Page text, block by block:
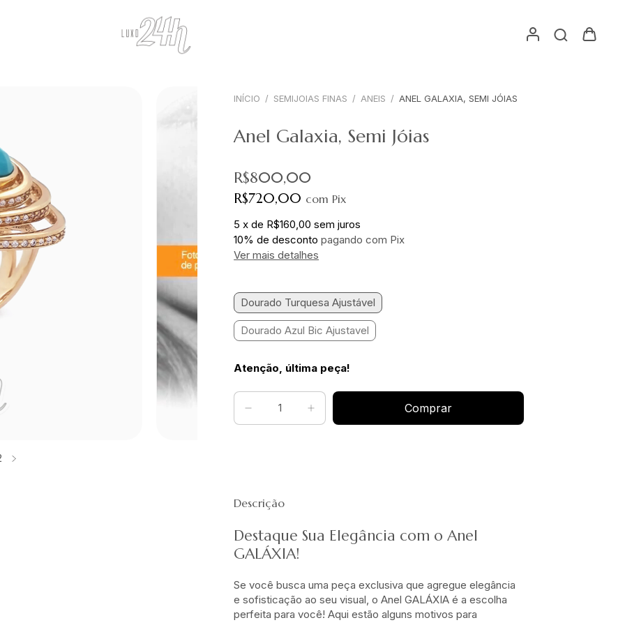
INÍCIO / SEMIJOIAS FINAS / ANEIS / ANEL GALAXIA, SEMI JÓIAS
Anel Galaxia, Semi Jóias
R$800,00
R$720,00 com Pix
5 xde R$160,00 sem juros
10% de desconto pagando com Pix
Ver mais detalhes
Dourado Turquesa Ajustável
Dourado Azul Bic Ajustavel
Atenção, última peça!
Descrição
Destaque Sua Elegância com o Anel
GALÁXIA!
Se você busca uma peça exclusiva que agregue elegância
e sofisticação ao seu visual, o Anel GALÁXIA é a escolha
perfeita para você! Aqui estão alguns motivos para